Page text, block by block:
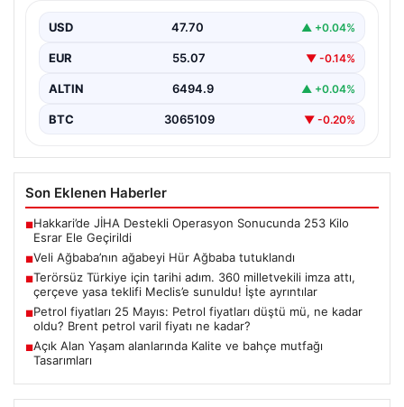
USD 47.70 ▲ +0.04%
EUR 55.07 ▼ -0.14%
ALTIN 6494.9 ▲ +0.04%
BTC 3065109 ▼ -0.20%
Son Eklenen Haberler
■Hakkari’de JİHA Destekli Operasyon Sonucunda 253 Kilo
Esrar Ele Geçirildi
■Veli Ağbaba’nın ağabeyi Hür Ağbaba tutuklandı
■Terörsüz Türkiye için tarihi adım. 360 milletvekili imza attı,
çerçeve yasa teklifi Meclis’e sunuldu! İşte ayrıntılar
■Petrol fiyatları 25 Mayıs: Petrol fiyatları düştü mü, ne kadar
oldu? Brent petrol varil fiyatı ne kadar?
■Açık Alan Yaşam alanlarında Kalite ve bahçe mutfağı
Tasarımları